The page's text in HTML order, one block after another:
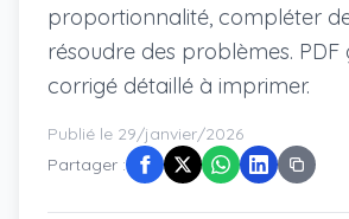
proportionnalité, compléter
résoudre des problèmes.
corrigé détaillé à imprimer.
Publié le 29/janvier/2026
Partager :